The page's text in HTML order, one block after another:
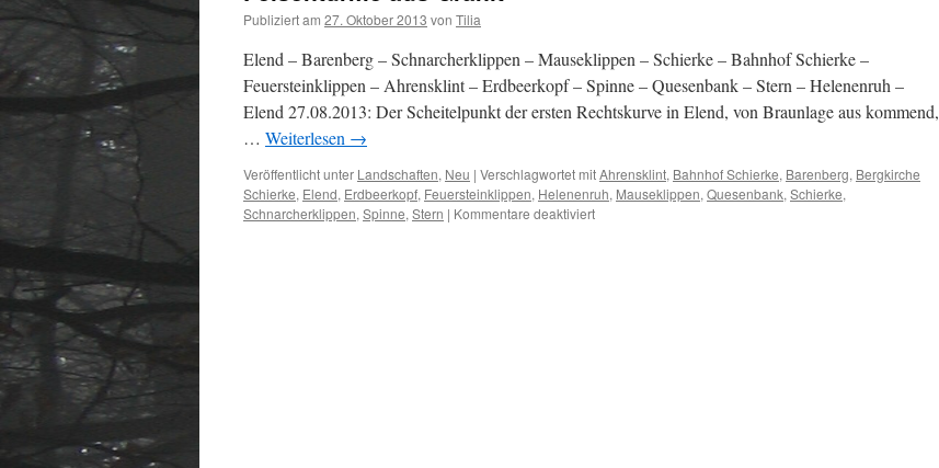
Publiziert am 27. Oktober 2013 von Tilia
Elend – Barenberg – Schnarcherklippen – Mauseklippen – Schierke – Bahnhof Schierke –
Feuersteinklippen – Ahrensklint – Erdbeerkopf – Spinne – Quesenbank – Stern – Helenenruh –
Elend 27.08.2013: Der Scheitelpunkt der ersten Rechtskurve in Elend, von Braunlage aus kommend,
… Weiterlesen →
Veröffentlicht unter Landschaften, Neu | Verschlagwortet mitAhrensklint, Bahnhof Schierke, Barenberg, Bergkirche
Schierke, Elend, Erdbeerkopf, Feuersteinklippen, Helenenruh, Mauseklippen, Quesenbank, Schierke,
Schnarcherklippen, Spinne, Stern | Kommentare deaktiviertfür